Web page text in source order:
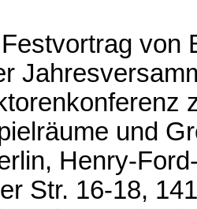
von
und
Henry-
Str. 16-18,